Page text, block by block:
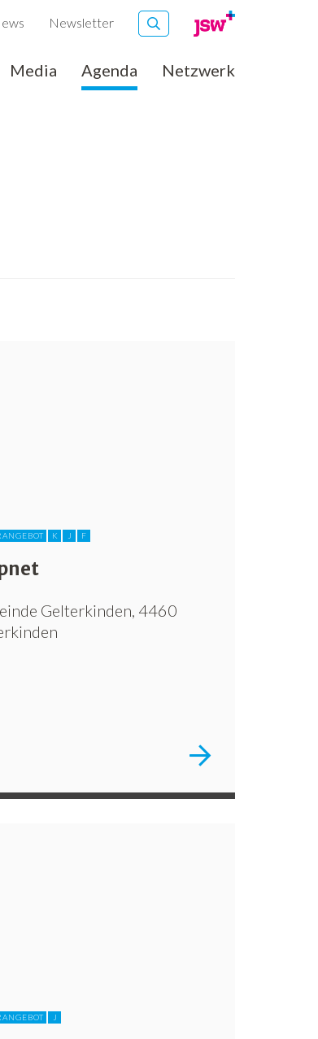
Newsletter
Media Agenda Netzwerk
K J F
Gelterkinden, 4460
J